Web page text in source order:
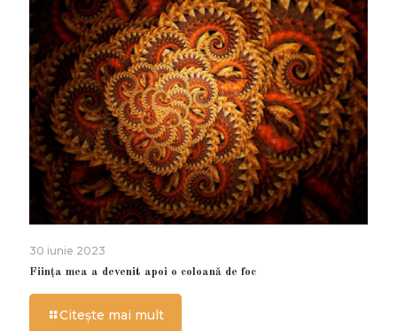
30 iunie 2023
Ființa mea a devenit apoi o coloană de foc
Citește mai mult